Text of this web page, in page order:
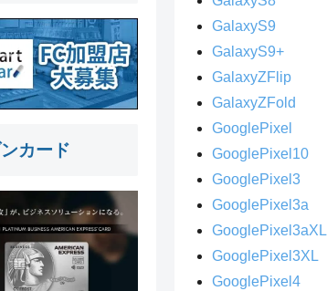
GalaxyS9
GalaxyS9+
GalaxyZFlip
GalaxyZFold
GooglePixel
GooglePixel10
GooglePixel3
GooglePixel3a
GooglePixel3aXL
GooglePixel3XL
GooglePixel4
カード